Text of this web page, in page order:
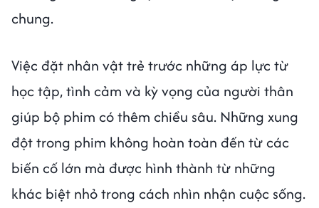
chung.
Việc đặt nhân vật trẻ trước những áp lực từ
học tập, tình cảm và kỳ vọng của người thân
giúp bộ phim có thêm chiều sâu. Những xung
đột trong phim không hoàn toàn đến từ các
biến cố lớn mà được hình thành từ những
khác biệt nhỏ trong cách nhìn nhận cuộc sống.